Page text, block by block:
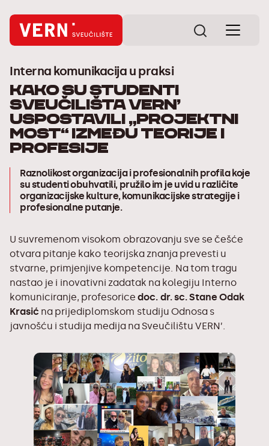
Interna komunikacija u praksi
Kako su studenti
Sveučilišta VERN’
uspostavili „projektni
most“ između teorije i
profesije
Raznolikost organizacija i profesionalnih profila koje
su studenti obuhvatili, pružilo im je uvid u različite
organizacijske kulture, komunikacijske strategije i
profesionalne putanje.
U suvremenom visokom obrazovanju sve se češće
otvara pitanje kako teorijska znanja prevesti u
stvarne, primjenjive kompetencije. Na tom tragu
nastao je i inovativni zadatak na kolegiju Interno
komuniciranje, profesoricedoc. dr. sc. Stane Odak
Krasić na prijediplomskom studiju Odnosa s
javnošću i studija medijana Sveučilištu VERN’.